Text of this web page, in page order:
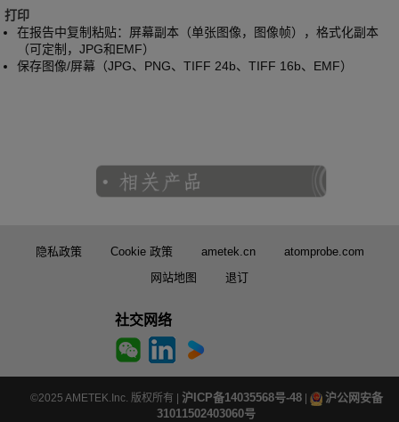
打印
在报告中复制粘贴：屏幕副本（单张图像，图像帧），格式化副本
（可定制，JPG和EMF）
保存图像/屏幕（JPG、PNG、TIFF 24b、TIFF 16b、EMF）
隐私政策 Cookie 政策 ametek.cn
atomprobe.com
网站地图
退订
社交网络
©2025 AMETEK.Inc. 版权所有 | 沪ICP备14035568号-48|
沪公网安备
31011502403060号